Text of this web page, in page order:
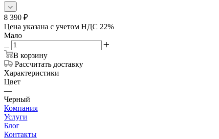
8 390 ₽
Цена указана с учетом НДС 22%
Мало
В корзину
Рассчитать доставку
Характеристики
Цвет
—
Черный
Компания
Услуги
Блог
Контакты